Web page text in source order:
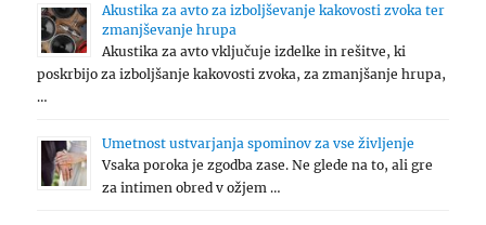
Akustika za avto za izboljševanje kakovosti zvoka ter
zmanjševanje hrupa
Akustika za avto vključuje izdelke in rešitve, ki
poskrbijo za izboljšanje kakovosti zvoka, za zmanjšanje hrupa,
…
Umetnost ustvarjanja spominov za vse življenje
Vsaka poroka je zgodba zase. Ne glede na to, ali gre
za intimen obred v ožjem …